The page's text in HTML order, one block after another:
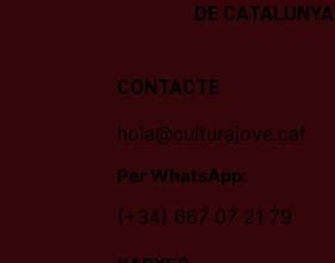
DE
CONTACTE
hola@culturajove.cat
Per WhatsApp:
(+34) 667 07 21 79